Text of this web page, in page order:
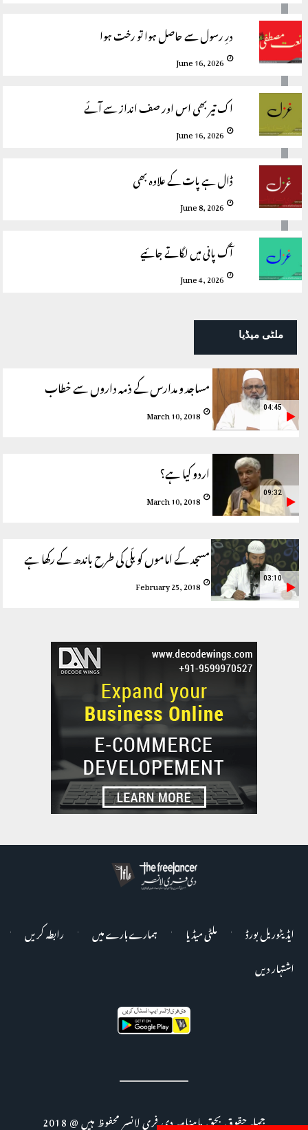
درِ رسول سے حاصل ہوا تو رخت ہوا
June 16, 2026
اک تیر بھی اس اور صف انداز سے آئے
June 16, 2026
ڈال ہے پات کے علاوہ بھی
June 8, 2026
آگ پانی میں لگاتے جائیے
June 4, 2026
ملٹی میڈیا
مساجد و مدارس کے ذمہ داروں سے خطاب
March 10, 2018 04:45
اردو کیا ہے؟
March 10, 2018 09:32
مسجد کے اماموں کو بلّی کی طرح باندھ کے رکھا ہے
February 25, 2018 03:10
ایڈیٹوریل بورڈ ملٹی میڈیا ہمارے بارے میں
رابطہ کریں
اشتہار دیں
جملہ حقوق بحق ماہنامہ دی فری لانسر محفوظ ہیں @ 2018